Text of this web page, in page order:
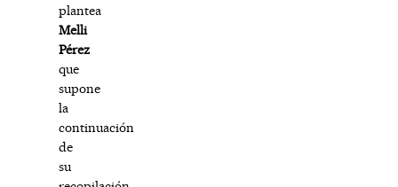
plantea
Melli
Pérez
que
supone
la
continuación
de
su